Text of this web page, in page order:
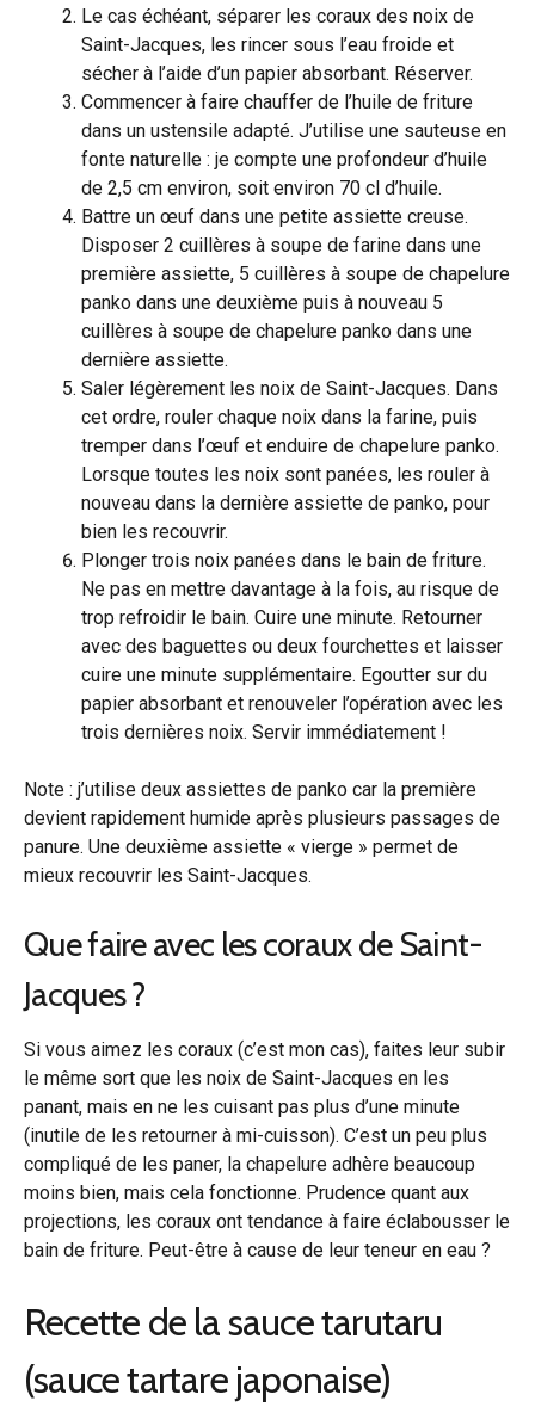
Le cas échéant, séparer les coraux des noix de
Saint-Jacques, les rincer sous l’eau froide et
sécher à l’aide d’un papier absorbant. Réserver.
Commencer à faire chauffer de l’huile de friture
dans un ustensile adapté. J’utilise une sauteuse en
fonte naturelle : je compte une profondeur d’huile
de 2,5 cm environ, soit environ 70 cl d’huile.
Battre un œuf dans une petite assiette creuse.
Disposer 2 cuillères à soupe de farine dans une
première assiette, 5 cuillères à soupe de chapelure
panko dans une deuxième puis à nouveau 5
cuillères à soupe de chapelure panko dans une
dernière assiette.
Saler légèrement les noix de Saint-Jacques. Dans
cet ordre, rouler chaque noix dans la farine, puis
tremper dans l’œuf et enduire de chapelure panko.
Lorsque toutes les noix sont panées, les rouler à
nouveau dans la dernière assiette de panko, pour
bien les recouvrir.
Plonger trois noix panées dans le bain de friture.
Ne pas en mettre davantage à la fois, au risque de
trop refroidir le bain. Cuire une minute. Retourner
avec des baguettes ou deux fourchettes et laisser
cuire une minute supplémentaire. Egoutter sur du
papier absorbant et renouveler l’opération avec les
trois dernières noix. Servir immédiatement !
Note : j’utilise deux assiettes de panko car la première
devient rapidement humide après plusieurs passages de
panure. Une deuxième assiette « vierge » permet de
mieux recouvrir les Saint-Jacques.
Que faire avec les coraux de Saint-
Jacques ?
Si vous aimez les coraux (c’est mon cas), faites leur subir
le même sort que les noix de Saint-Jacques en les
panant, mais en ne les cuisant pas plus d’une minute
(inutile de les retourner à mi-cuisson). C’est un peu plus
compliqué de les paner, la chapelure adhère beaucoup
moins bien, mais cela fonctionne. Prudence quant aux
projections, les coraux ont tendance à faire éclabousser le
bain de friture. Peut-être à cause de leur teneur en eau ?
Recette de la sauce tarutaru
(sauce tartare japonaise)